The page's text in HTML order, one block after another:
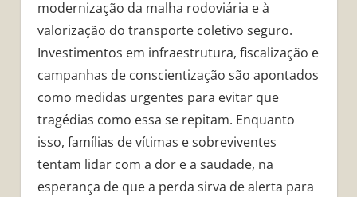
modernização da malha rodoviária e à
valorização do transporte coletivo seguro.
Investimentos em infraestrutura, fiscalização e
campanhas de conscientização são apontados
como medidas urgentes para evitar que
tragédias como essa se repitam. Enquanto
isso, famílias de vítimas e sobreviventes
tentam lidar com a dor e a saudade, na
esperança de que a perda sirva de alerta para